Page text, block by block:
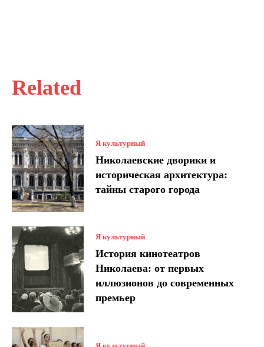
Related
Я культурный
Николаевские дворики и
историческая архитектура:
тайны старого города
Я культурный
История кинотеатров
Николаева: от первых
иллюзионов до современных
премьер